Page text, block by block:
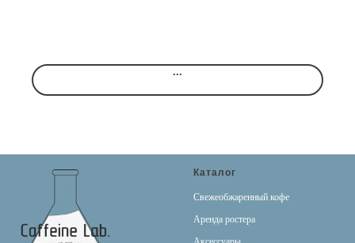
...
Каталог
Свежеобжаренный кофе
Аренда ростера